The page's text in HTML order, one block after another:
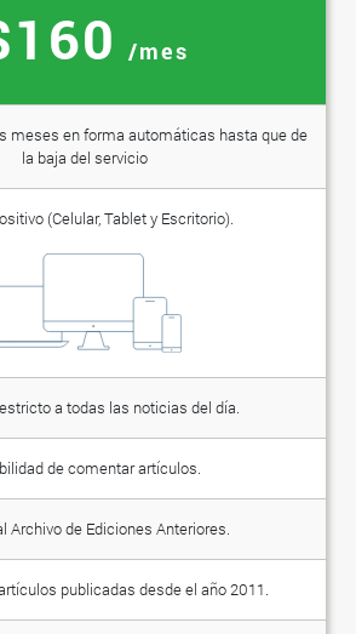
/mes
meses en forma automáticas hasta que de
la baja del servicio
(Celular, Tablet y Escritorio).
a todas las noticias del día.
de comentar artículos.
Archivo de Ediciones Anteriores.
publicadas desde el año 2011.